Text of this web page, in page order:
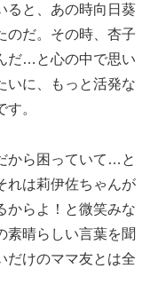
ると、あの時向日葵
のだ。その時、杏子
だ…と心の中で思い
いに、もっと活発な
。
から困っていて…と
れは莉伊佐ちゃんが
からよ！と微笑みな
素晴らしい言葉を聞
だけのママ友とは全